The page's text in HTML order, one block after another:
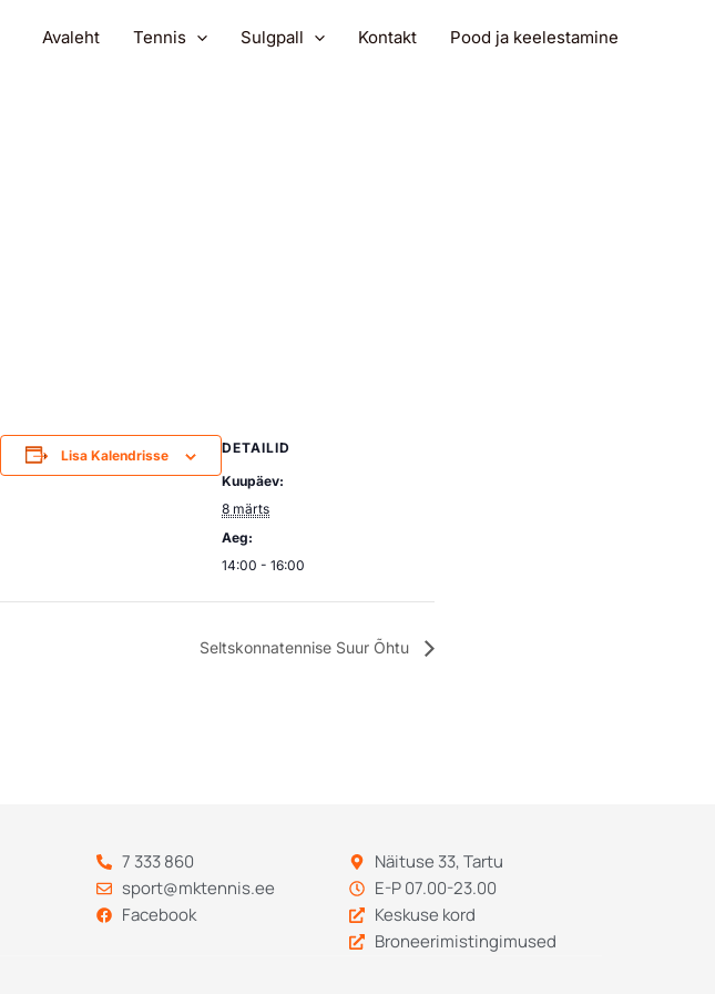
Avaleht Tennis Sulgpall Kontakt Pood ja keelestamine
Lisa Kalendrisse
DETAILID
Kuupäev:
8 märts
Aeg:
14:00 - 16:00
Seltskonnatennise Suur Õhtu
7 333 860
sport@mktennis.ee
Facebook
Näituse 33, Tartu
E-P 07.00-23.00
Keskuse kord
Broneerimistingimused